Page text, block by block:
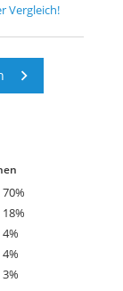
Vergleich!
70%
18%
4%
4%
3%